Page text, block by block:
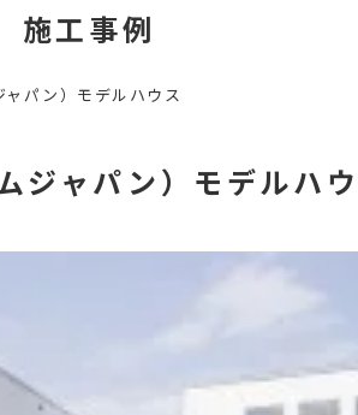
施工事例
パン）モデルハウス
ジャパン）モデルハ